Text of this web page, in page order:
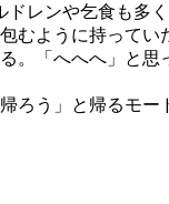
レンや乞食も多
ように持って
「へへへ」と
う」と帰るモ